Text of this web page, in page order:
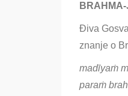
Điva
znanje o
madīyaṁ
paraṁ